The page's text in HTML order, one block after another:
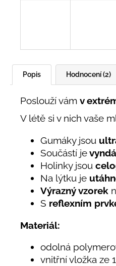
Popis Hodnocení (2)
Poslouží vám v
V létě si v nich vaše
Gumáky jsou
Součástí je
Holinky jsou
Na lýtku je
Výrazný vzorek
S reflexním
Materiál:
odolná
vnitřní vložka ze